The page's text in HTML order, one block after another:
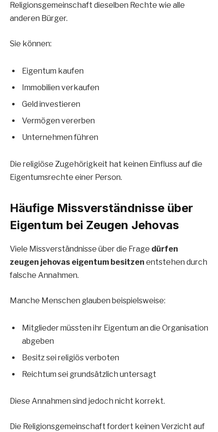
Religionsgemeinschaft dieselben Rechte wie alle
anderen Bürger.
Sie können:
Eigentum kaufen
Immobilien verkaufen
Geld investieren
Vermögen vererben
Unternehmen führen
Die religiöse Zugehörigkeit hat keinen Einfluss auf die
Eigentumsrechte einer Person.
Häufige Missverständnisse über
Eigentum bei Zeugen Jehovas
Viele Missverständnisse über die Frage dürfen
zeugen jehovas eigentum besitzen entstehen durch
falsche Annahmen.
Manche Menschen glauben beispielsweise:
Mitglieder müssten ihr Eigentum an die Organisation
abgeben
Besitz sei religiös verboten
Reichtum sei grundsätzlich untersagt
Diese Annahmen sind jedoch nicht korrekt.
Die Religionsgemeinschaft fordert keinen Verzicht auf